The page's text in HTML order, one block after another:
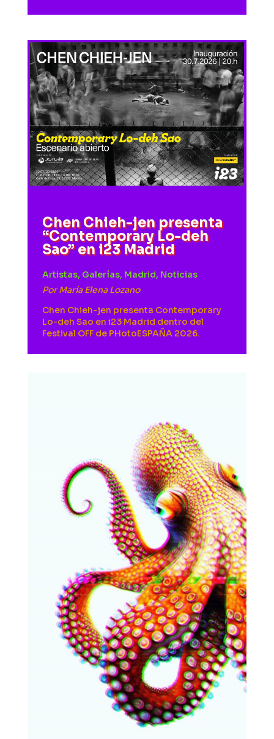
Chen Chieh-jen presenta
“Contemporary Lo-deh
Sao” en i23 Madrid
Artistas, Galerías, Madrid, Noticias
PorMaría Elena Lozano
Chen Chieh-jen presenta Contemporary
Lo-deh Sao en i23 Madrid dentro del
Festival OFF de PHotoESPAÑA 2026.